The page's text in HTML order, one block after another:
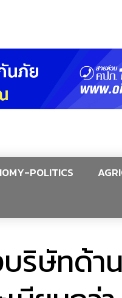
POLITICS
ริษัทด้าน